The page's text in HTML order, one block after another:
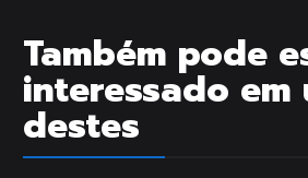
Também pode
interessado em
destes